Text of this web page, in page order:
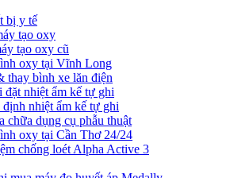
bị y tế
tạo oxy
tạo oxy cũ
oxy tại Vĩnh Long
thay bình xe lăn điện
đặt nhiệt ẩm kế tự ghi
nhiệt ẩm kế tự ghi
chữa dụng cụ phẫu thuật
oxy tại Cần Thơ 24/24
chống loét Alpha Active 3